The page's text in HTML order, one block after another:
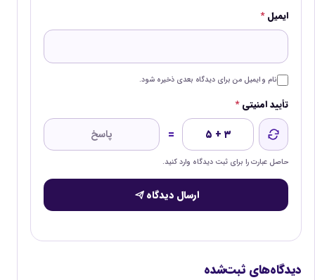
ایمیل*
نام و ایمیل من برای دیدگاه بعدی ذخیره شود.
تأیید امنیتی*
۵ + ۳ =
حاصل عبارت را برای ثبت دیدگاه وارد کنید.
ارسال دیدگاه
دیدگاه‌های ثبت‌شده